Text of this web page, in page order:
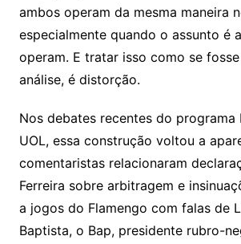
ambos operam da mesma maneira
especialmente quando o assunto é
operam. E tratar isso como se
análise, é distorção.
Nos debates recentes do programa
UOL, essa construção voltou a
comentaristas relacionaram
Ferreira sobre arbitragem e
a jogos do Flamengo com falas de
Baptista, o Bap, presidente rubro-